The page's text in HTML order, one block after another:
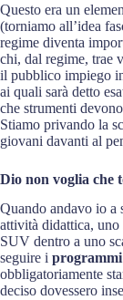
Questo era un
(torniamo all’idea
regime diventa
chi, dal regime, trae
il pubblico impiego
ai quali sarà detto
che strumenti
Stiamo privando la
giovani davanti al
Dio non voglia che
Quando andavo io a
attività didattica,
SUV dentro a uno
seguire i
obbligatoriamente
deciso dovessero